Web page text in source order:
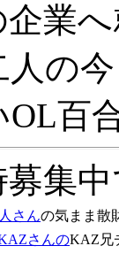
業
人の
OL百
集
さんの気まま散
さんのKAZ兄